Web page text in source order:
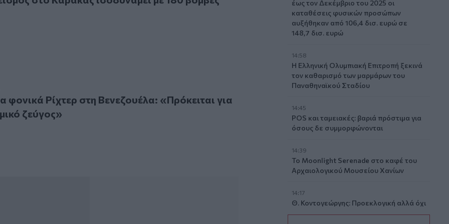
Ρίχτερ στη Βενεζουέλα: «Πρόκειται για σπάνιο σεισμικό ζεύγος»
φονικά Ρίχτερ στη Βενεζουέλα: «Πρόκειται για
ζεύγος»
έως τον Δεκέμβριο του 2025 οι
καταθέσεις φυσικών προσώπων
αυξήθηκαν από 106,4 δισ. ευρώ σε
148,7 δισ. ευρώ
14:58
Η Ελληνική Ολυμπιακή Επιτροπή ξεκινά
τον καθαρισμό των μαρμάρων του
Παναθηναϊκού Σταδίου
14:45
POS και ταμειακές: βαριά πρόστιμα για
όσους δε συμμορφώνονται
14:39
To Moonlight Serenade στο καφέ του
Αρχαιολογικού Μουσείου Χανίων
14:17
Θ. Κοντογεώργης: Προεκλογική αλλά όχι
παροχολογική η ΔΕΘ